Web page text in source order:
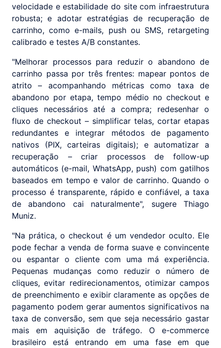
velocidade e estabilidade do site com infraestrutura
robusta; e adotar estratégias de recuperação de
carrinho, como e-mails, push ou SMS, retargeting
calibrado e testes A/B constantes.
"Melhorar processos para reduzir o abandono de
carrinho passa por três frentes: mapear pontos de
atrito – acompanhando métricas como taxa de
abandono por etapa, tempo médio no checkout e
cliques necessários até a compra; redesenhar o
fluxo de checkout – simplificar telas, cortar etapas
redundantes e integrar métodos de pagamento
nativos (PIX, carteiras digitais); e automatizar a
recuperação – criar processos de follow-up
automáticos (e-mail, WhatsApp, push) com gatilhos
baseados em tempo e valor de carrinho. Quando o
processo é transparente, rápido e confiável, a taxa
de abandono cai naturalmente", sugere Thiago
Muniz.
"Na prática, o checkout é um vendedor oculto. Ele
pode fechar a venda de forma suave e convincente
ou espantar o cliente com uma má experiência.
Pequenas mudanças como reduzir o número de
cliques, evitar redirecionamentos, otimizar campos
de preenchimento e exibir claramente as opções de
pagamento podem gerar aumentos significativos na
taxa de conversão, sem que seja necessário gastar
mais em aquisição de tráfego. O e-commerce
brasileiro está entrando em uma fase em que